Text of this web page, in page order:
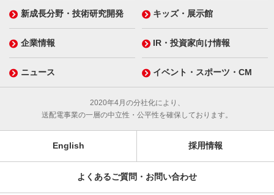
新成長分野・技術研究開発 キッズ・展示館
企業情報 IR・投資家向け情報
ニュース イベント・スポーツ・CM
2020年4月の分社化により、
送配電事業の一層の中立性・公平性を確保しております。
English 採用情報
よくあるご質問・お問い合わせ